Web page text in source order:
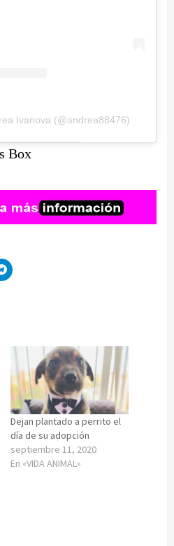
Ivanova (@andrea88476)
Box
Dejan plantado a perrito el
día de su adopción
septiembre 11, 2020
En «VIDA ANIMAL»